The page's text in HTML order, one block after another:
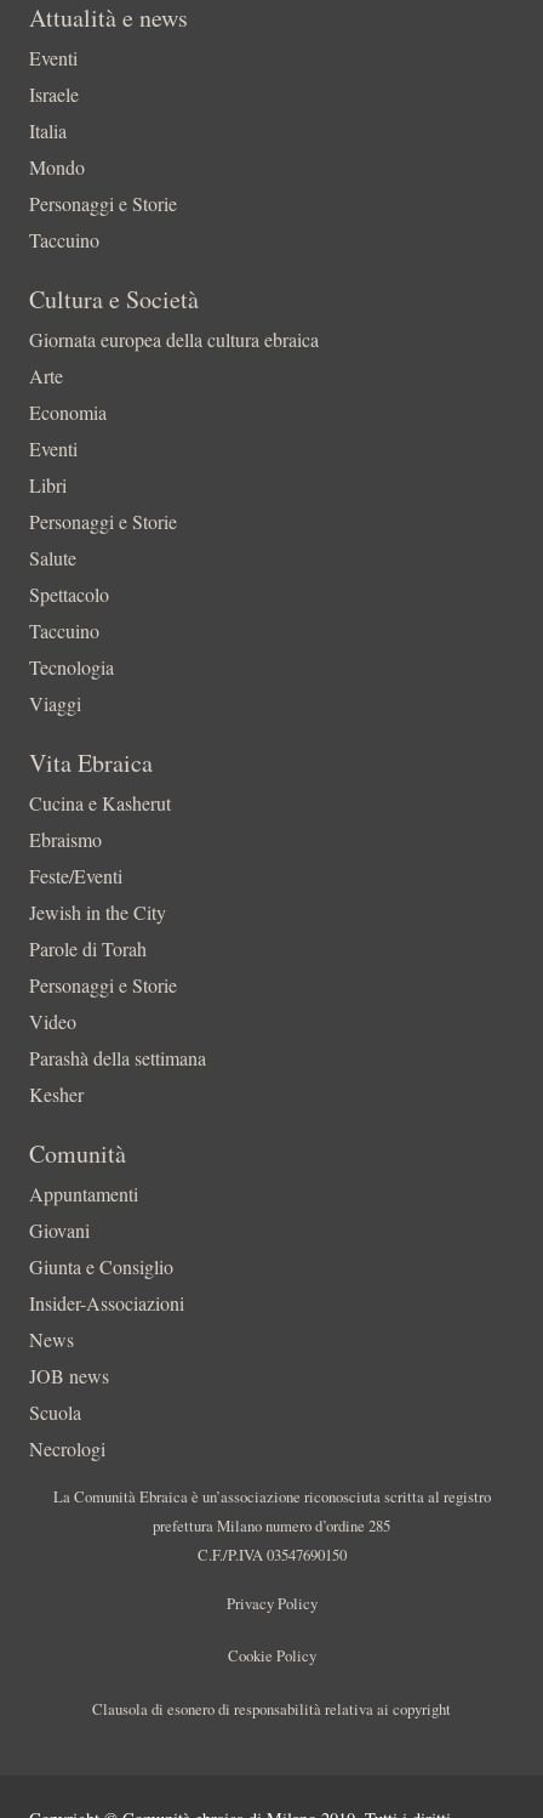
Attualità e news
Eventi
Israele
Italia
Mondo
Personaggi e Storie
Taccuino
Cultura e Società
Giornata europea della cultura ebraica
Arte
Economia
Eventi
Libri
Personaggi e Storie
Salute
Spettacolo
Taccuino
Tecnologia
Viaggi
Vita Ebraica
Cucina e Kasherut
Ebraismo
Feste/Eventi
Jewish in the City
Parole di Torah
Personaggi e Storie
Video
Parashà della settimana
Kesher
Comunità
Appuntamenti
Giovani
Giunta e Consiglio
Insider-Associazioni
News
JOB news
Scuola
Necrologi
La Comunità Ebraica è un’associazione riconosciuta scritta al registro
prefettura Milano numero d’ordine 285
C.F./P.IVA 03547690150
Privacy Policy
Cookie Policy
Clausola di esonero di responsabilità relativa ai copyright